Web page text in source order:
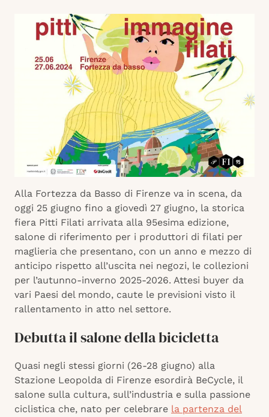
Alla Fortezza da Basso di Firenze va in scena, da
oggi 25 giugno fino a giovedì 27 giugno, la storica
fiera Pitti Filati arrivata alla 95esima edizione,
salone di riferimento per i produttori di filati per
maglieria che presentano, con un anno e mezzo di
anticipo rispetto all’uscita nei negozi, le collezioni
per l’autunno-inverno 2025-2026. Attesi buyer da
vari Paesi del mondo, caute le previsioni visto il
rallentamento in atto nel settore.
Debutta il salone della bicicletta
Quasi negli stessi giorni (26-28 giugno) alla
Stazione Leopolda di Firenze esordirà BeCycle, il
salone sulla cultura, sull’industria e sulla passione
ciclistica che, nato per celebrare la partenza del